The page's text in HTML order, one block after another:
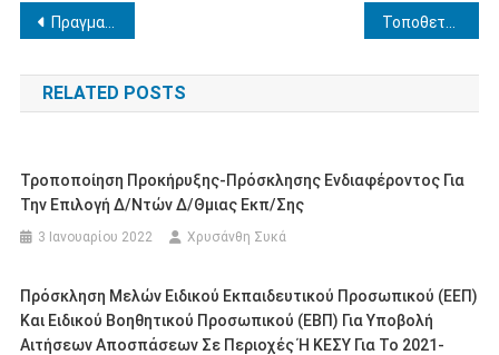
Πλοήγηση
άρθρων
Πραγματοποίηση Προγράμματος Εισαγωγικής Επιμόρφωσης Εκπαιδευτικών Πρωτοβάθμιας και Δευτεροβάθμιας εκπαίδευσης και μελών Ειδικού Εκπαιδευτικού και Ειδικού Βοηθητικού Προσωπικο
RELATED POSTS
Τροποποίηση Προκήρυξης-Πρόσκλησης Ενδιαφέροντος Για
Την Επιλογή Δ/ντών Δ/θμιας Εκπ/σης
3 Ιανουαρίου 2022 Χρυσάνθη Συκά
Πρόσκληση Μελών Ειδικού Εκπαιδευτικού Προσωπικού (ΕΕΠ)
Και Ειδικού Βοηθητικού Προσωπικού (ΕΒΠ) Για Υποβολή
Αιτήσεων Αποσπάσεων Σε Περιοχές Ή ΚΕΣΥ Για Το 2021-